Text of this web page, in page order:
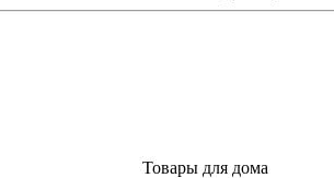
Товары для дома